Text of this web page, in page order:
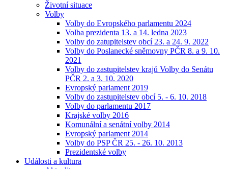
Životní situace
Volby
Volby do Evropského parlamentu 2024
Volba prezidenta 13. a 14. ledna 2023
Volby do zatupitelstev obcí 23. a 24. 9. 2022
Volby do Poslanecké sněmovny PČR 8. a 9. 10.
2021
Volby do zastupitelstev krajů Volby do Senátu
PČR 2. a 3. 10. 2020
Evropský parlament 2019
Volby do zastupitelstev obcí 5. - 6. 10. 2018
Volby do parlamentu 2017
Krajské volby 2016
Komunální a senátní volby 2014
Evropský parlament 2014
Volby do PSP ČR 25. - 26. 10. 2013
Prezidentské volby
Události a kultura